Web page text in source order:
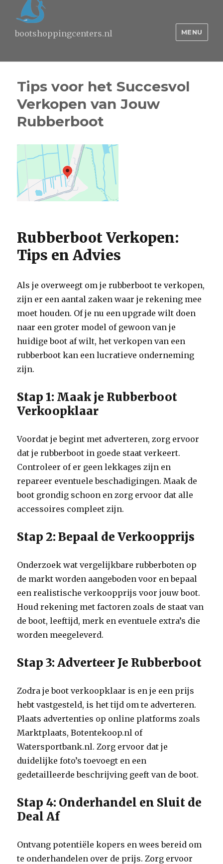
bootshoppingcenters.nl MENU
Tips voor het Succesvol
Verkopen van Jouw
Rubberboot
Rubberboot Verkopen:
Tips en Advies
Als je overweegt om je rubberboot te verkopen,
zijn er een aantal zaken waar je rekening mee
moet houden. Of je nu een upgrade wilt doen
naar een groter model of gewoon van je
huidige boot af wilt, het verkopen van een
rubberboot kan een lucratieve onderneming
zijn.
Stap 1: Maak je Rubberboot
Verkoopklaar
Voordat je begint met adverteren, zorg ervoor
dat je rubberboot in goede staat verkeert.
Controleer of er geen lekkages zijn en
repareer eventuele beschadigingen. Maak de
boot grondig schoon en zorg ervoor dat alle
accessoires compleet zijn.
Stap 2: Bepaal de Verkoopprijs
Onderzoek wat vergelijkbare rubberboten op
de markt worden aangeboden voor en bepaal
een realistische verkoopprijs voor jouw boot.
Houd rekening met factoren zoals de staat van
de boot, leeftijd, merk en eventuele extra’s die
worden meegeleverd.
Stap 3: Adverteer Je Rubberboot
Zodra je boot verkoopklaar is en je een prijs
hebt vastgesteld, is het tijd om te adverteren.
Plaats advertenties op online platforms zoals
Marktplaats, Botentekoop.nl of
Watersportbank.nl. Zorg ervoor dat je
duidelijke foto’s toevoegt en een
gedetailleerde beschrijving geeft van de boot.
Stap 4: Onderhandel en Sluit de
Deal Af
Ontvang potentiële kopers en wees bereid om
te onderhandelen over de prijs. Zorg ervoor